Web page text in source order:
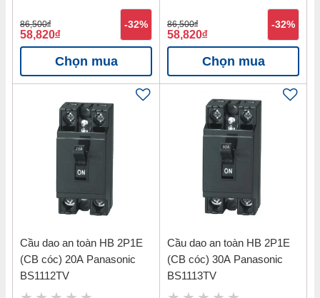
86,500đ
58,820đ
-32%
Chọn mua
86,500đ
58,820đ
-32%
Chọn mua
Cầu dao an toàn HB 2P1E
(CB cóc) 20A Panasonic
BS1112TV
Cầu dao an toàn HB 2P1E
(CB cóc) 30A Panasonic
BS1113TV